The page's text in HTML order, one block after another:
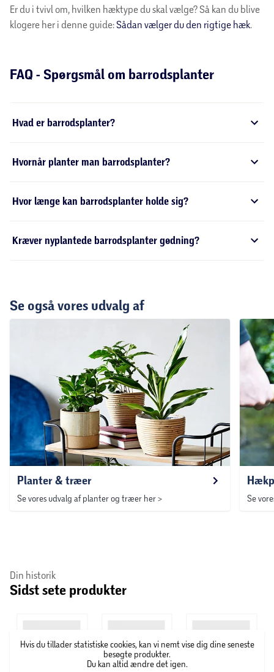
Er du i tvivl om, hvilken hæktype du skal vælge? Så kan du blive
klogere her i denne guide:Sådan vælger du den rigtige hæk.
FAQ - Spørgsmål om barrodsplanter
Hvad er barrodsplanter?
Hvornår planter man barrodsplanter?
Hvor længe kan barrodsplanter holde sig?
Kræver nyplantede barrodsplanter gødning?
Se også vores udvalg af
Planter & træer
Se vores udvalg af planter og træer her > Se
Din historik
Sidst sete produkter
Hvis du tillader statistiske cookies, kan vi nemt vise dig dine seneste
besøgte produkter.
Du kan altid ændre det igen.